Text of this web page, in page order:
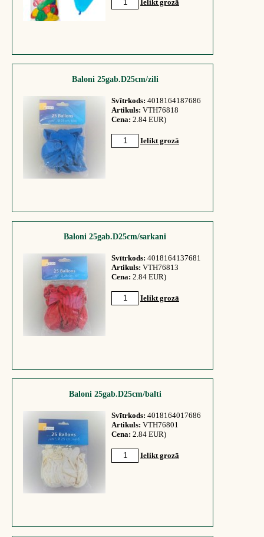
Ielikt grozā
Baloni 25gab.D25cm/zili
Svītrkods: 4018164187686
Artikuls: VTH76818
Cena: 2.84 EUR)
Ielikt grozā
Baloni 25gab.D25cm/sarkani
Svītrkods: 4018164137681
Artikuls: VTH76813
Cena: 2.84 EUR)
Ielikt grozā
Baloni 25gab.D25cm/balti
Svītrkods: 4018164017686
Artikuls: VTH76801
Cena: 2.84 EUR)
Ielikt grozā